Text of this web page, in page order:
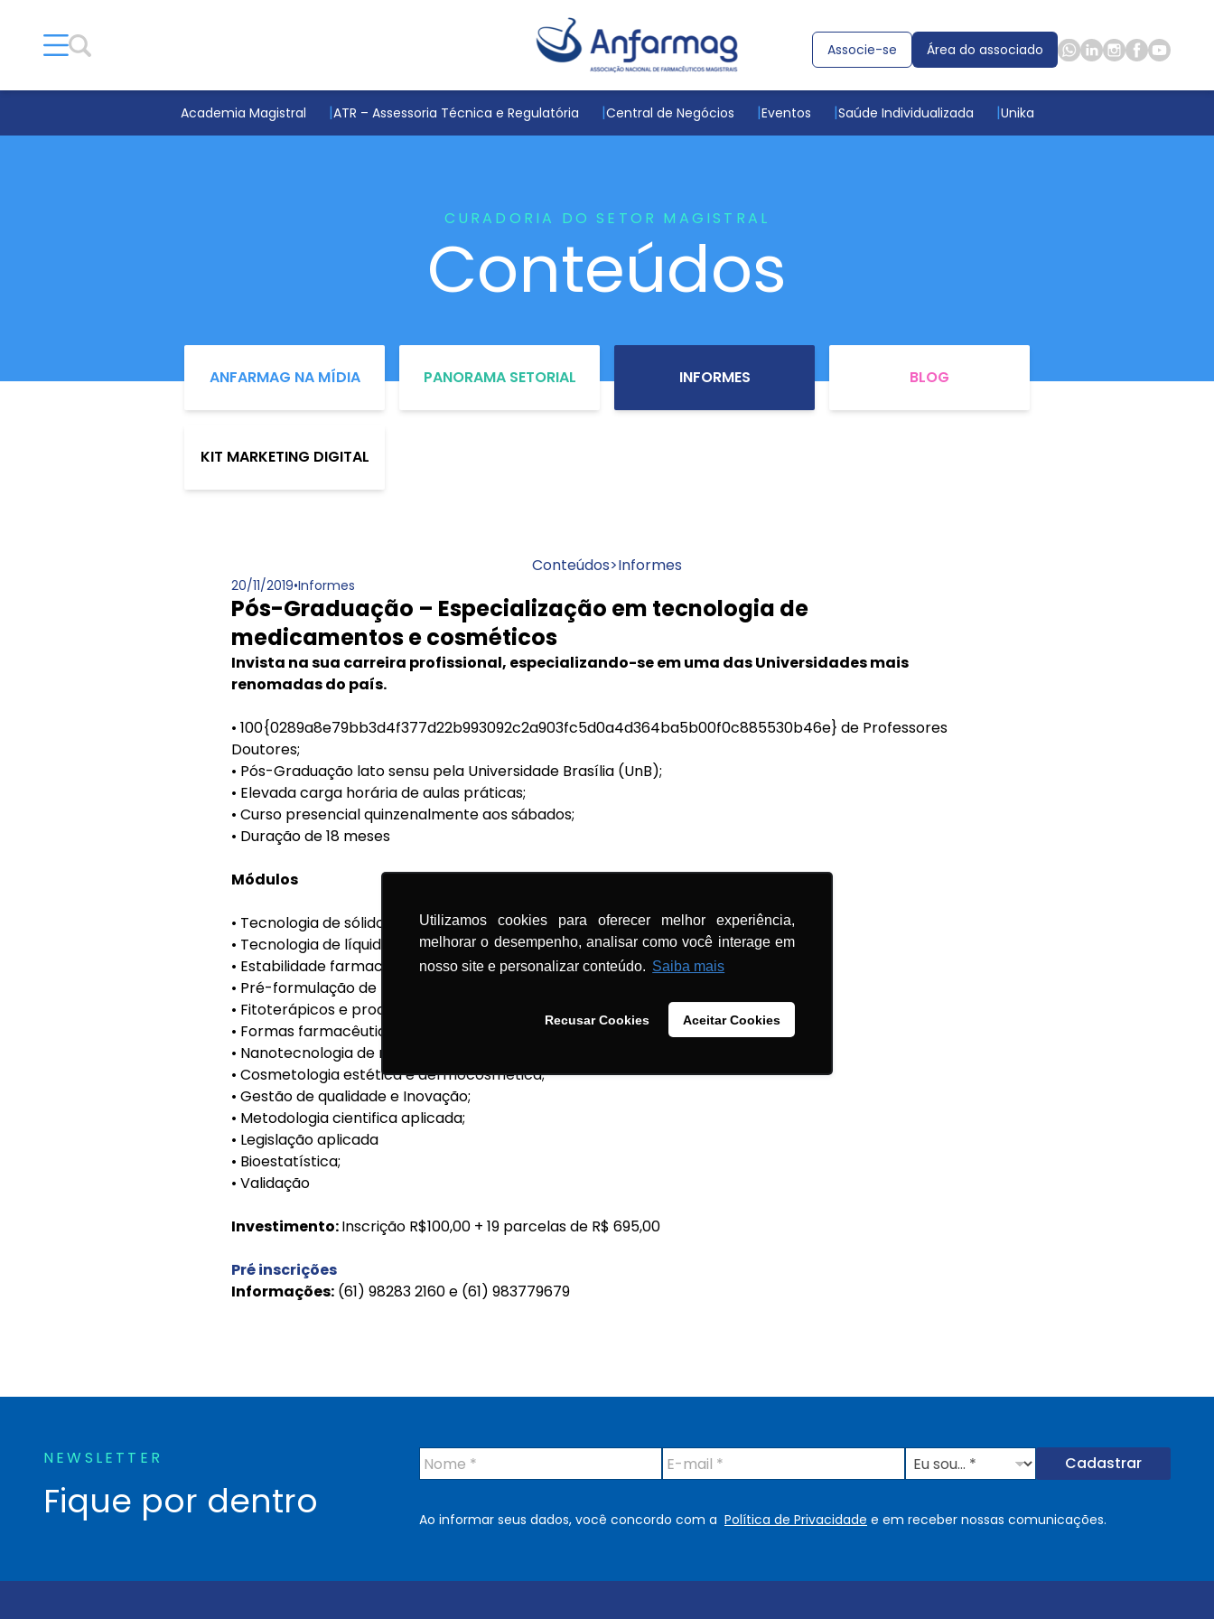
Utilizamos cookies para oferecer melhor experiência,
melhorar o desempenho, analisar como você interage em
nosso site e personalizar conteúdo. Saiba mais
Recusar Cookies Aceitar Cookies
Associe-se Área do associado
Academia Magistral ATR – Assessoria Técnica e Regulatória Central de Negócios Eventos Saúde Individualizada Unika
CURADORIA DO SETOR MAGISTRAL
Conteúdos
ANFARMAG NA MÍDIA PANORAMA SETORIAL INFORMES BLOG
KIT MARKETING DIGITAL
Conteúdos>Informes
20/11/2019•Informes
Pós-Graduação – Especialização em tecnologia de
medicamentos e cosméticos
Invista na sua carreira profissional, especializando-se em uma das Universidades mais
renomadas do país.
• 100{0289a8e79bb3d4f377d22b993092c2a903fc5d0a4d364ba5b00f0c885530b46e} de Professores
Doutores;
• Pós-Graduação lato sensu pela Universidade Brasília (UnB);
• Elevada carga horária de aulas práticas;
• Curso presencial quinzenalmente aos sábados;
• Duração de 18 meses
Módulos
• Tecnologia de sólidos
• Tecnologia de líquidos;
• Estabilidade farmacêutica;
• Pré-formulação de medicamentos;
• Fitoterápicos e produtos biotecnológicos;
• Formas farmacêuticas tópicas e transdermicas;
• Nanotecnologia de medicamentos cosméticos;
• Cosmetologia estética e dermocosmética;
• Gestão de qualidade e Inovação;
• Metodologia cientifica aplicada;
• Legislação aplicada
• Bioestatística;
• Validação
Investimento:Inscrição R$100,00 + 19 parcelas de R$ 695,00
Pré inscrições
Informações: (61) 98283 2160 e (61) 983779679
NEWSLETTER
Fique por dentro
N
o
*
E
-
i
E
u
u
Cadastrar
Ao informar seus dados, você concordo com a Política de Privacidade e em receber nossas comunicações.